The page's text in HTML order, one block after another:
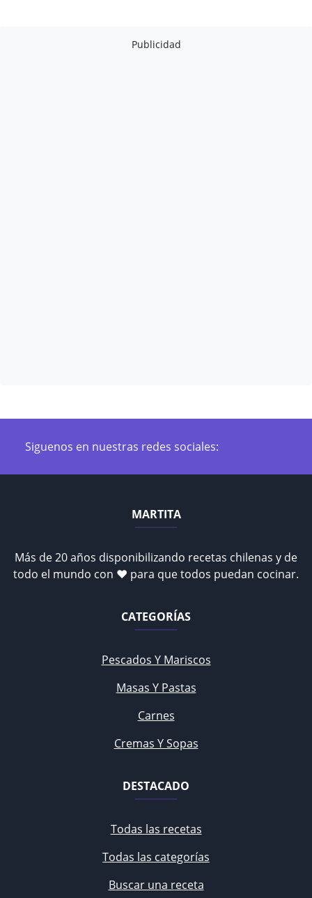
Publicidad
Siguenos en nuestras redes sociales:
MARTITA
Más de 20 años disponibilizando recetas chilenas y de
todo el mundo con ♥ para que todos puedan cocinar.
CATEGORÍAS
Pescados Y Mariscos
Masas Y Pastas
Carnes
Cremas Y Sopas
DESTACADO
Todas las recetas
Todas las categorías
Buscar una receta